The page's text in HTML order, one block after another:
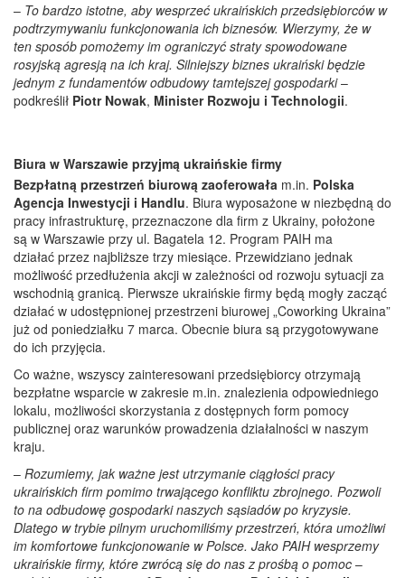
– To bardzo istotne, aby wesprzeć ukraińskich przedsiębiorców w
podtrzymywaniu funkcjonowania ich biznesów. Wierzymy, że w
ten sposób pomożemy im ograniczyć straty spowodowane
rosyjską agresją na ich kraj. Silniejszy biznes ukraiński będzie
jednym z fundamentów odbudowy tamtejszej gospodarki–
podkreślił Piotr Nowak, Minister Rozwoju i Technologii.
Biura w Warszawie przyjmą ukraińskie firmy
Bezpłatną przestrzeń biurową zaoferowała m.in. Polska
Agencja Inwestycji i Handlu. Biura wyposażone w niezbędną do
pracy infrastrukturę, przeznaczone dla firm z Ukrainy, położone
są w Warszawie przy ul. Bagatela 12. Program PAIH ma
działać przez najbliższe trzy miesiące. Przewidziano jednak
możliwość przedłużenia akcji w zależności od rozwoju sytuacji za
wschodnią granicą. Pierwsze ukraińskie firmy będą mogły zacząć
działać w udostępnionej przestrzeni biurowej „Coworking Ukraina”
już od poniedziałku 7 marca. Obecnie biura są przygotowywane
do ich przyjęcia.
Co ważne, wszyscy zainteresowani przedsiębiorcy otrzymają
bezpłatne wsparcie w zakresie m.in. znalezienia odpowiedniego
lokalu, możliwości skorzystania z dostępnych form pomocy
publicznej oraz warunków prowadzenia działalności w naszym
kraju.
– Rozumiemy, jak ważne jest utrzymanie ciągłości pracy
ukraińskich firm pomimo trwającego konfliktu zbrojnego. Pozwoli
to na odbudowę gospodarki naszych sąsiadów po kryzysie.
Dlatego w trybie pilnym uruchomiliśmy przestrzeń, która umożliwi
im komfortowe funkcjonowanie w Polsce. Jako PAIH wesprzemy
ukraińskie firmy, które zwrócą się do nas z prośbą o pomoc –